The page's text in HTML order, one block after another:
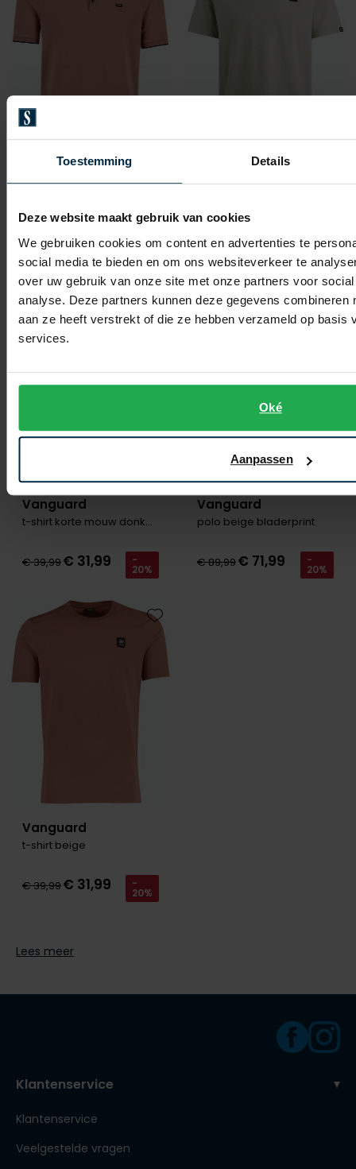
Toestemming Details
Deze website maakt gebruik van cookies
We gebruiken cookies om content en advertenties te
social media te bieden en om ons websiteverkeer te
over uw gebruik van onze site met onze partners voor
analyse. Deze partners kunnen deze gegevens combineren
aan ze heeft verstrekt of die ze hebben verzameld op basis
services.
Oké
Aanpassen
Vanguard
€ 79,99€ 63,99 20%
Vanguard
€ 44,99€ 35,99 20%
Vanguard
t-shirt korte mouw donkerblauw
€ 39,99€ 31,99 -
20%
Toevoegen aan favorieten
Vanguard
polo beige bladerprint
€ 89,99€ 71,99 -
20%
Vanguard
t-shirt beige
€ 39,99€ 31,99 -
20%
Toevoegen aan favorieten
Lees meer
Klantenservice
Klantenservice
Veelgestelde vragen